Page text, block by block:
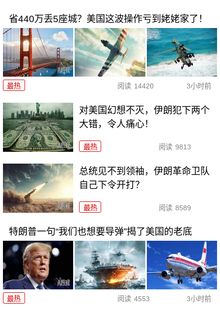
省440万丢5座城？美国这波操作亏到姥姥家了！
最热 阅读 14420 3小时前
对美国幻想不灭，伊朗犯下两个
大错，令人痛心！
最热 阅读 9813
总统见不到领袖，伊朗革命卫队
自己下令开打？
最热 阅读 8589
特朗普一句“我们也想要导弹”揭了美国的老底
最热 阅读 4553 3小时前